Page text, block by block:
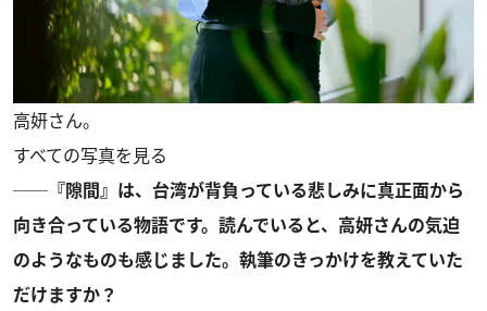
高妍さん。
すべての写真を見る
──『隙間』は、台湾が背負っている悲しみに真正面から
向き合っている物語です。読んでいると、高妍さんの気迫
のようなものも感じました。執筆のきっかけを教えていた
だけますか？